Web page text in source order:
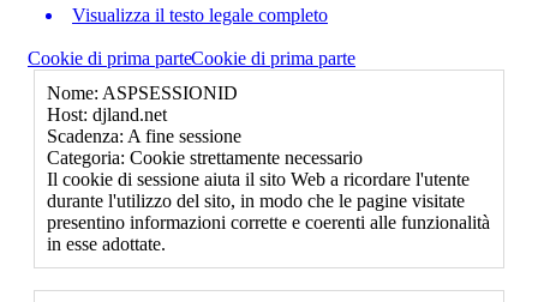
Visualizza il testo legale completo
Cookie di prima parteCookie di prima parte
Nome: ASPSESSIONID
Host: djland.net
Scadenza: A fine sessione
Categoria: Cookie strettamente necessario
Il cookie di sessione aiuta il sito Web a ricordare l'utente
durante l'utilizzo del sito, in modo che le pagine visitate
presentino informazioni corrette e coerenti alle funzionalità
in esse adottate.